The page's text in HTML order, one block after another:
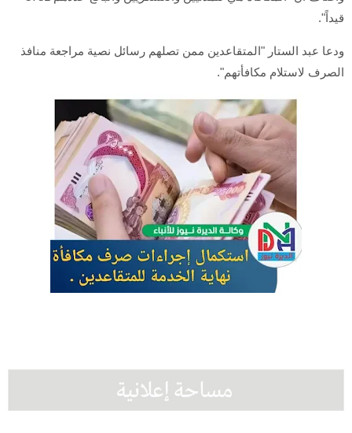
قيداً".
ودعا عبد الستار "المتقاعدين ممن تصلهم رسائل نصية مراجعة منافذ
الصرف لاستلام مكافأتهم".